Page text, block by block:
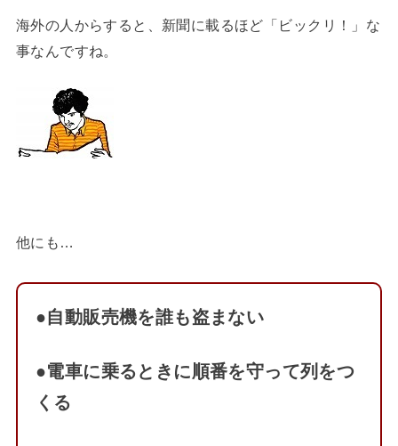
海外の人からすると、新聞に載るほど「ビックリ！」な
事なんですね。
他にも…
●自動販売機を誰も盗まない
●電車に乗るときに順番を守って列をつ
くる